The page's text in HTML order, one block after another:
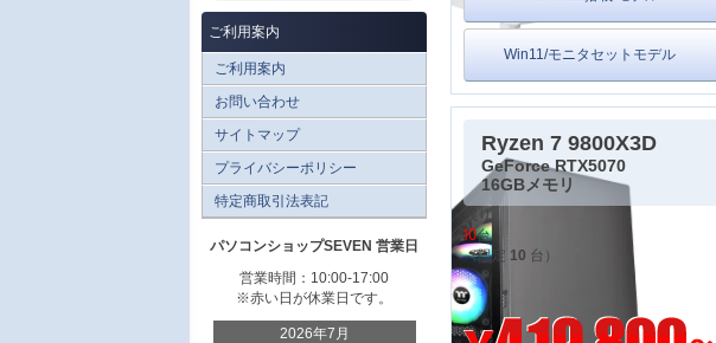
Win11/モニタセットモデル
Ryzen 7 9800X3D
GeForce RTX5070
16GBメモリ
残り
10台
（限定 10 台）
ご利用案内
ご利用案内
お問い合わせ
サイトマップ
プライバシーポリシー
特定商取引法表記
パソコンショップSEVEN 営業日
営業時間：10:00-17:00
※赤い日が休業日です。
2026年7月